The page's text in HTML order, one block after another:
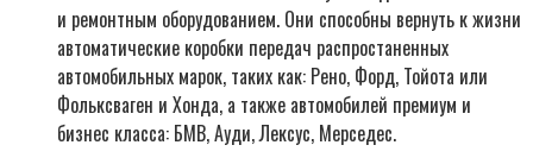
и ремонтным оборудованием. Они способны вернуть к жизни
автоматические коробки передач распростаненных
автомобильных марок, таких как: Рено, Форд, Тойота или
Фольксваген и Хонда, а также автомобилей премиум и
бизнес класса: БМВ, Ауди, Лексус, Мерседес.